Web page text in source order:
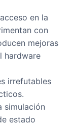
en la
con
mejoras
hardware
irrefutables
simulación
estado